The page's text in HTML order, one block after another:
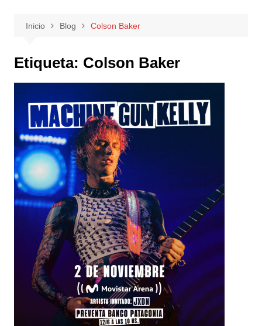
Inicio Blog Colson Baker
Etiqueta: Colson Baker